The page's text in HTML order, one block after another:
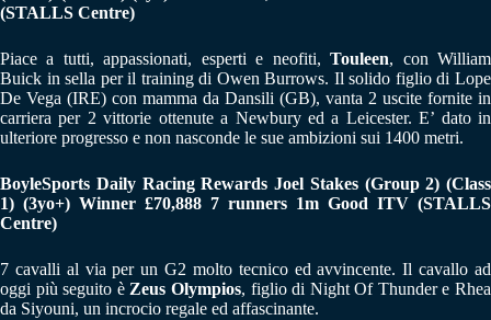
(STALLS Centre)
Piace a tutti, appassionati, esperti e neofiti,Touleen, con William
Buick in sella per il training di Owen Burrows. Il solido figlio di Lope
De Vega (IRE) con mamma da Dansili (GB), vanta 2 uscite fornite in
carriera per 2 vittorie ottenute a Newbury ed a Leicester. E’ dato in
ulteriore progresso e non nasconde le sue ambizioni sui 1400 metri.
BoyleSports Daily Racing Rewards Joel Stakes (Group 2) (Class
1) (3yo+) Winner £70,888 7 runners 1m Good ITV (STALLS
Centre)
7 cavalli al via per un G2 molto tecnico ed avvincente. Il cavallo ad
oggi più seguito è Zeus Olympios, figlio di Night Of Thunder e Rhea
da Siyouni, un incrocio regale ed affascinante.